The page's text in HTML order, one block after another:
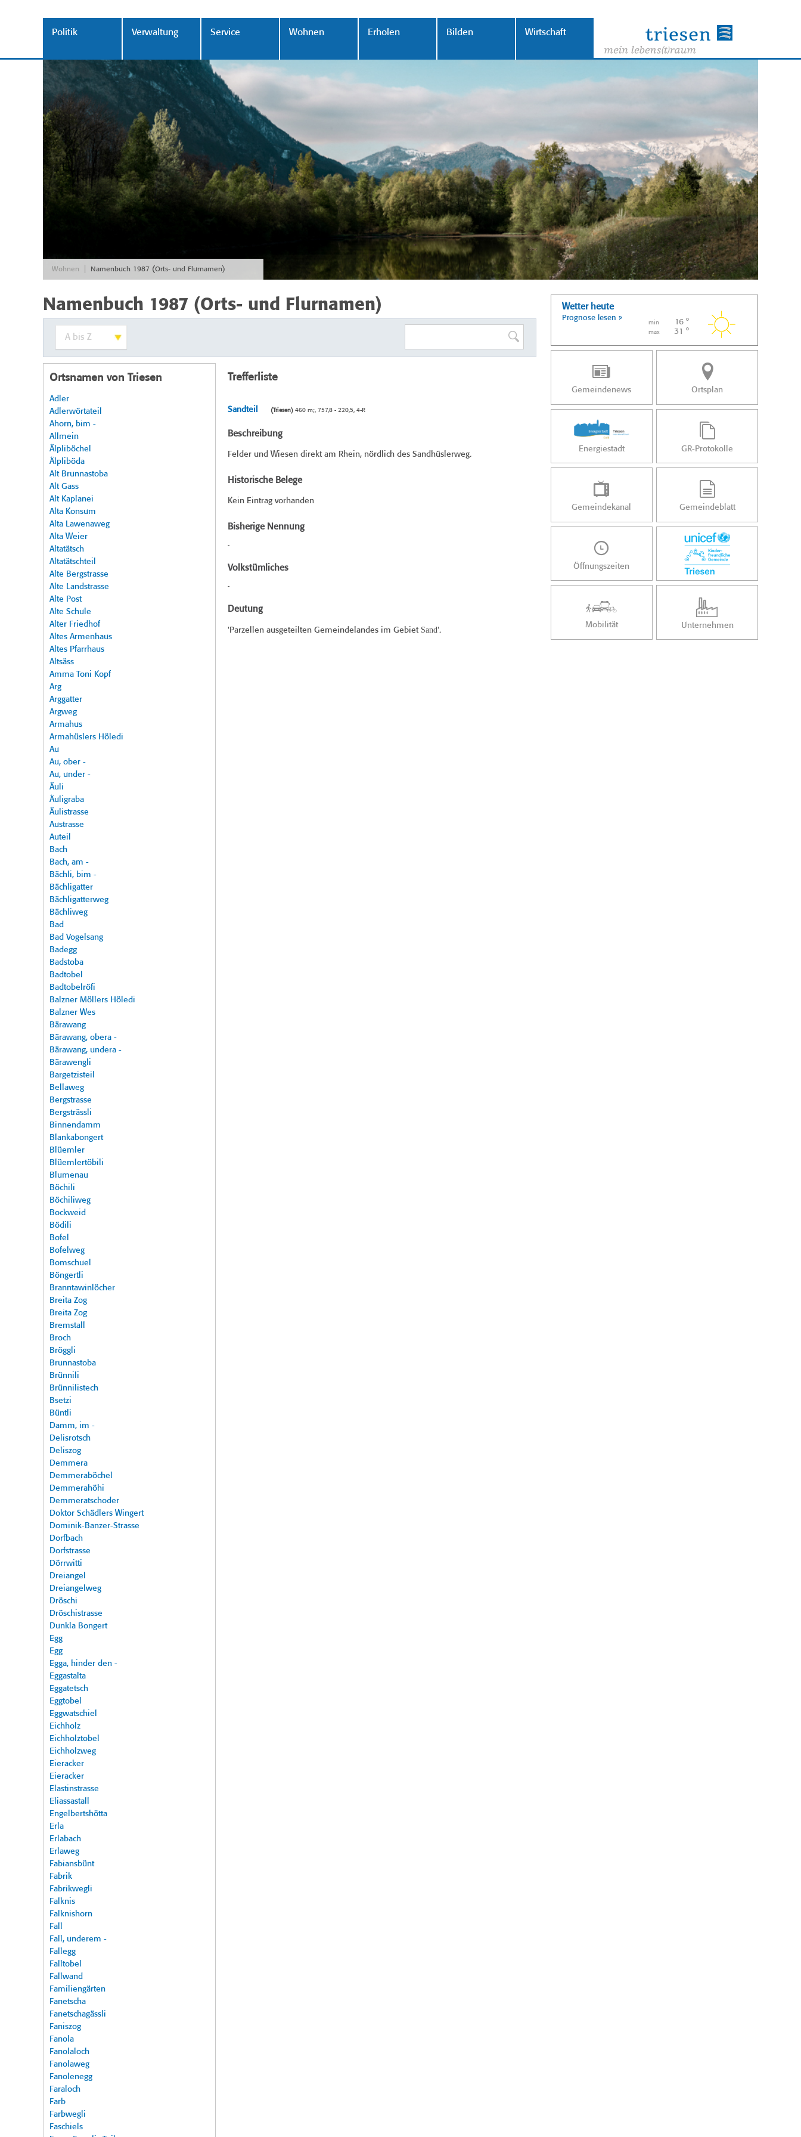
Politik Verwaltung Service Wohnen Erholen Bilden Wirtschaft
Wohnen Namenbuch 1987 (Orts- und Flurnamen)
Namenbuch 1987 (Orts- und Flurnamen)
Ortsnamen von Triesen
Adler
Adlerwörtateil
Ahorn, bim -
Allmein
Älpliböchel
Älpliböda
Alt Brunnastoba
Alt Gass
Alt Kaplanei
Alta Konsum
Alta Lawenaweg
Alta Weier
Altatätsch
Altatätschteil
Alte Bergstrasse
Alte Landstrasse
Alte Post
Alte Schule
Alter Friedhof
Altes Armenhaus
Altes Pfarrhaus
Altsäss
Amma Toni Kopf
Arg
Arggatter
Argweg
Armahus
Armahüslers Höledi
Au
Au, ober -
Au, under -
Äuli
Äuligraba
Äulistrasse
Austrasse
Auteil
Bach
Bach, am -
Bächli, bim -
Bächligatter
Bächligatterweg
Bächliweg
Bad
Bad Vogelsang
Badegg
Badstoba
Badtobel
Badtobelröfi
Balzner Möllers Höledi
Balzner Wes
Bärawang
Bärawang, obera -
Bärawang, undera -
Bärawengli
Bargetzisteil
Bellaweg
Bergstrasse
Bergsträssli
Binnendamm
Blankabongert
Blüemler
Blüemlertöbili
Blumenau
Böchili
Böchiliweg
Bockweid
Bödili
Bofel
Bofelweg
Bomschuel
Böngertli
Branntawinlöcher
Breita Zog
Breita Zog
Bremstall
Broch
Bröggli
Brunnastoba
Brünnili
Brünnilistech
Bsetzi
Büntli
Damm, im -
Delisrotsch
Deliszog
Demmera
Demmeraböchel
Demmerahöhi
Demmeratschoder
Doktor Schädlers Wingert
Dominik-Banzer-Strasse
Dorfbach
Dorfstrasse
Dörrwitti
Dreiangel
Dreiangelweg
Dröschi
Dröschistrasse
Dunkla Bongert
Egg
Egg
Egga, hinder den -
Eggastalta
Eggatetsch
Eggtobel
Eggwatschiel
Eichholz
Eichholztobel
Eichholzweg
Eieracker
Eieracker
Elastinstrasse
Eliassastall
Engelbertshötta
Erla
Erlabach
Erlaweg
Fabiansbünt
Fabrik
Fabrikwegli
Falknis
Falknishorn
Fall
Fall, underem -
Fallegg
Falltobel
Fallwand
Familiengärten
Fanetscha
Fanetschagässli
Faniszog
Fanola
Fanolaloch
Fanolaweg
Fanolenegg
Faraloch
Farb
Farbwegli
Faschiels
Trefferliste
Sandteil (Triesen)460 m;, 757,8 - 220,5, 4-R
Beschreibung
Felder und Wiesen direkt am Rhein, nördlich des Sandhüslerweg.
Historische Belege
Kein Eintrag vorhanden
Bisherige Nennung
-
Volkstümliches
-
Deutung
'Parzellen ausgeteilten Gemeindelandes im Gebiet Sand'.
Wetter heute
Prognose lesen »
min 16 °
max 31 °
Gemeindenews Ortsplan
Energiestadt GR-Protokolle
Gemeindekanal Gemeindeblatt
Öffnungszeiten
Mobilität Unternehmen